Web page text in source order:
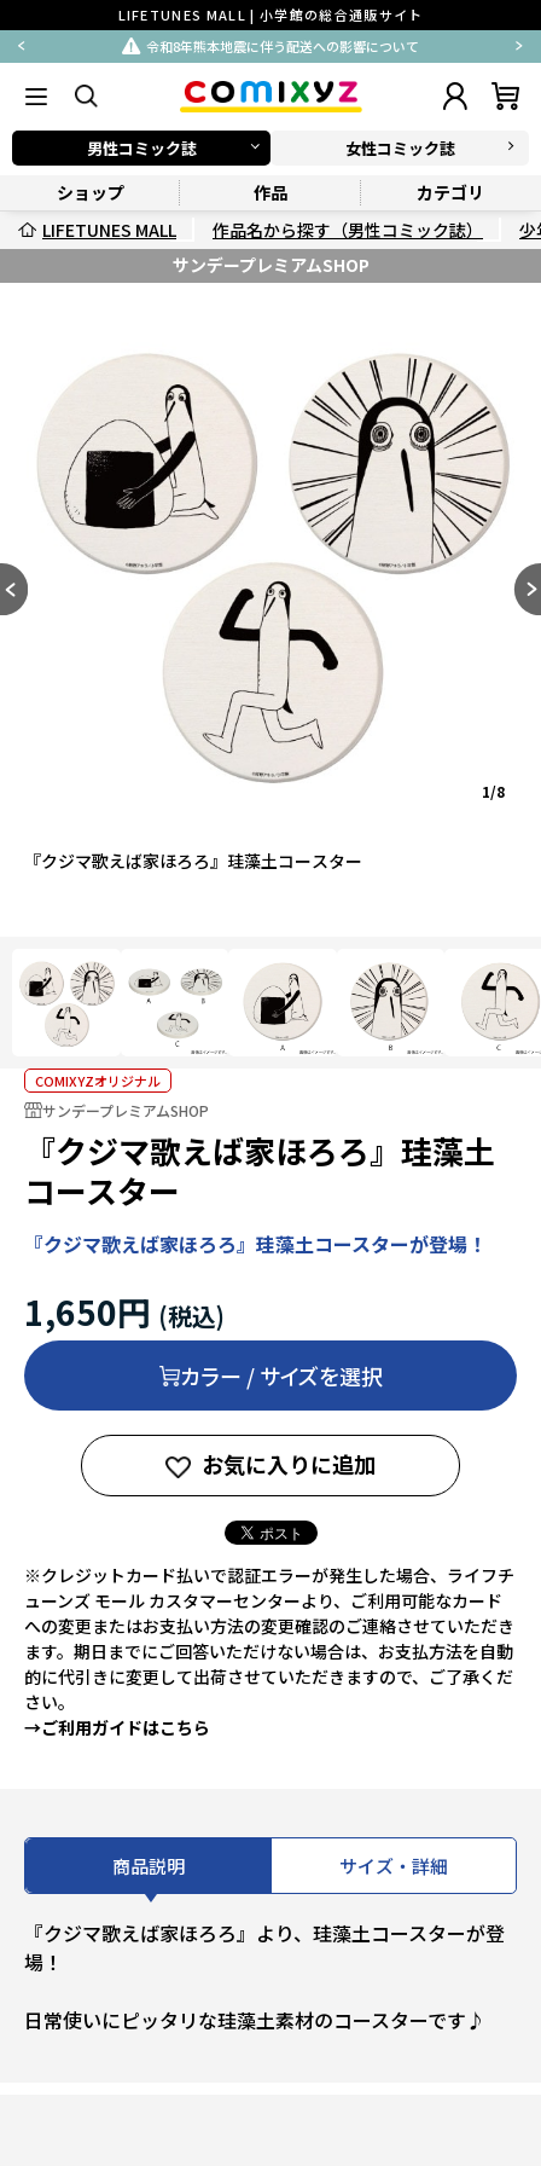
LIFETUNES MALL | 小学館の総合通販サイト
令和8年熊本地震に伴う配送への影響について
男性コミック誌 女性コミック誌
ショップ 作品
カテゴリ
LIFETUNES MALL
作品名から探す（男性コミック誌）
少
サンデープレミアムSHOP
『クジマ歌えば家ほろろ』珪藻土コースター
1/8
COMIXYZオリジナル
サンデープレミアムSHOP
『クジマ歌えば家ほろろ』珪藻土
コースター
『クジマ歌えば家ほろろ』珪藻土コースターが登場！
1,650円
カラー / サイズを選択
お気に入りに追加
※クレジットカード払いで認証エラーが発生した場合、ライフチ
ューンズ モール カスタマーセンターより、ご利用可能なカード
への変更またはお支払い方法の変更確認のご連絡させていただき
ます。期日までにご回答いただけない場合は、お支払方法を自動
的に代引きに変更して出荷させていただきますので、ご了承くだ
さい。
→ご利用ガイドはこちら
商品説明 サイズ・詳細
『クジマ歌えば家ほろろ』より、珪藻土コースターが登
場！
日常使いにピッタリな珪藻土素材のコースターです♪